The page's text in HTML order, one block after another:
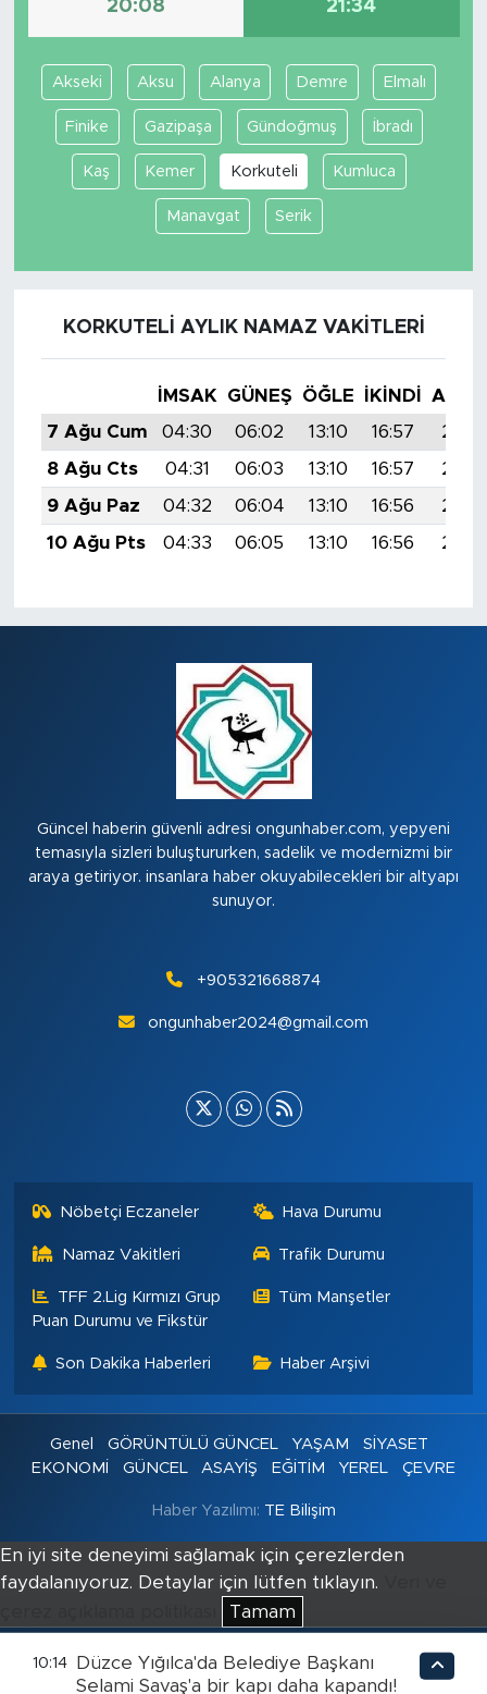
20:08 21:34
Akseki Aksu Alanya Demre Elmalı
Finike Gazipaşa Gündoğmuş İbradı
Kaş Kemer Korkuteli Kumluca
Manavgat Serik
KORKUTELI AYLIK NAMAZ VAKITLERI
İMSAK GÜNEŞ ÖĞLE İKINDI
7 Ağu Cum
04:30 06:02 13:10 16:57
8 Ağu Cts
04:31 06:03 13:10 16:57
9 Ağu Paz
04:32 06:04 13:10 16:56
10 Ağu Pts
04:33 06:05 13:10 16:56
Güncel haberin güvenli adresi ongunhaber.com, yepyeni
temasıyla sizleri buluştururken, sadelik ve modernizmi bir
araya getiriyor. insanlara haber okuyabilecekleri bir altyapı
sunuyor.
+905321668874
ongunhaber2024@gmail.com
Nöbetçi Eczaneler Hava Durumu
Namaz Vakitleri Trafik Durumu
TFF 2.Lig Kırmızı Grup
Puan Durumu ve Fikstür
Tüm Manşetler
Son Dakika Haberleri Haber Arşivi
Genel GÖRÜNTÜLÜ GÜNCEL YAŞAM
SİYASET
EKONOMİ
GÜNCEL ASAYİŞ EĞİTİM YEREL ÇEVRE
Haber Yazılımı: TE Bilişim
En iyi site deneyimi sağlamak için çerezlerden
faydalanıyoruz. Detaylar için lütfen tıklayın.
Tamam
10:14
Düzce Yığılca'da Belediye Başkanı
Selami Savaş'a bir kapı daha kapandı!